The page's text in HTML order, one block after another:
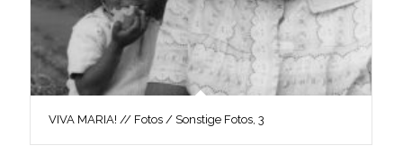
VIVA MARIA! // Fotos / Sonstige Fotos, 3